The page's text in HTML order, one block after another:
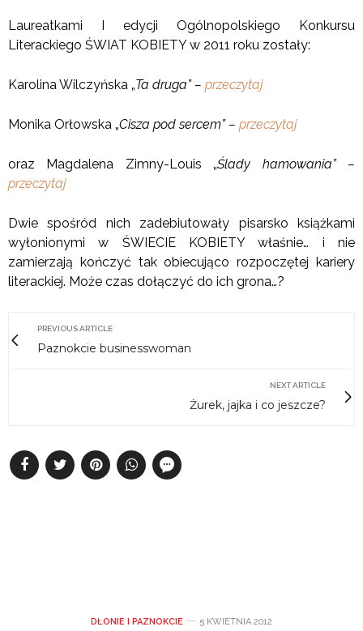
Laureatkami I edycji Ogólnopolskiego Konkursu
Literackiego ŚWIAT KOBIETY w 2011 roku zostały:
Karolina Wilczyńska „Ta druga” – przeczytaj
Monika Orłowska „Cisza pod sercem” – przeczytaj
oraz Magdalena Zimny-Louis „Ślady hamowania” –
przeczytaj
Dwie spośród nich zadebiutowały pisarsko książkami
wyłonionymi w ŚWIECIE KOBIETY właśnie… i nie
zamierzają kończyć tak obiecująco rozpoczętej kariery
literackiej. Może czas dołączyć do ich grona…?
PREVIOUS ARTICLE
Paznokcie businesswoman
NEXT ARTICLE
Żurek, jajka i co jeszcze?
DŁONIE I PAZNOKCIE 5 KWIETNIA 2012